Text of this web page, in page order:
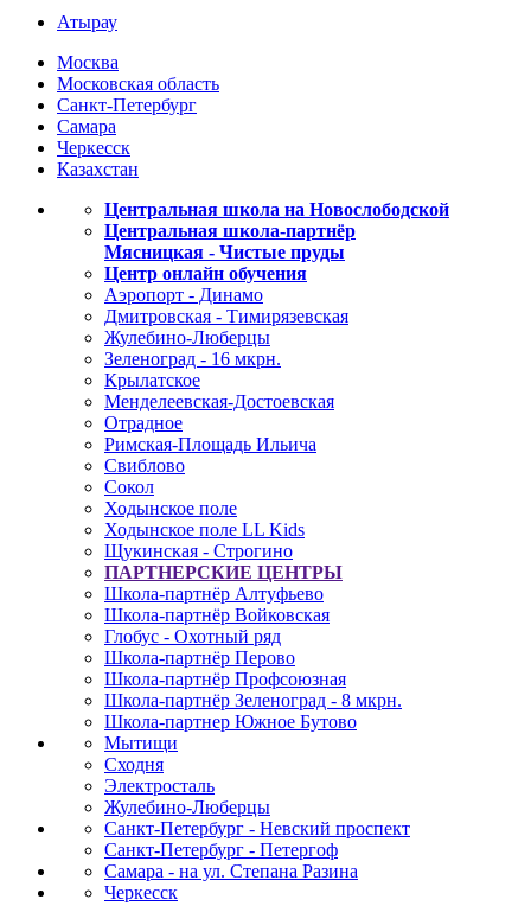
Атырау
Москва
Московская область
Санкт-Петербург
Самара
Черкесск
Казахстан
Центральная школа на Новослободской
Центральная школа-партнёр
Мясницкая - Чистые пруды
Центр онлайн обучения
Аэропорт - Динамо
Дмитровская - Тимирязевская
Жулебино-Люберцы
Зеленоград - 16 мкрн.
Крылатское
Менделеевская-Достоевская
Отрадное
Римская-Площадь Ильича
Свиблово
Сокол
Ходынское поле
Ходынское поле LL Kids
Щукинская - Строгино
ПАРТНЕРСКИЕ ЦЕНТРЫ
Школа-партнёр Алтуфьево
Школа-партнёр Войковская
Глобус - Охотный ряд
Школа-партнёр Перово
Школа-партнёр Профсоюзная
Школа-партнёр Зеленоград - 8 мкрн.
Школа-партнер Южное Бутово
Мытищи
Сходня
Электросталь
Жулебино-Люберцы
Санкт-Петербург - Невский проспект
Санкт-Петербург - Петергоф
Самара - на ул. Степана Разина
Черкесск